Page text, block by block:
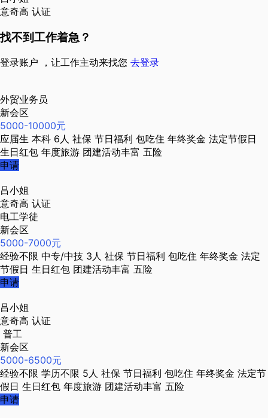
意奇高 认证
找不到工作着急？
登录账户 ，让工作主动来找您 去登录
外贸业务员
新会区
5000-10000元
应届生 本科 6人 社保 节日福利 包吃住 年终奖金 法定节假日
生日红包 年度旅游 团建活动丰富 五险
申请
吕小姐
意奇高 认证
电工学徒
新会区
5000-7000元
经验不限 中专/中技 3人 社保 节日福利 包吃住 年终奖金 法定
节假日 生日红包 团建活动丰富 五险
申请
吕小姐
意奇高 认证
普工
新会区
5000-6500元
经验不限 学历不限 5人 社保 节日福利 包吃住 年终奖金 法定节
假日 生日红包 年度旅游 团建活动丰富 五险
申请